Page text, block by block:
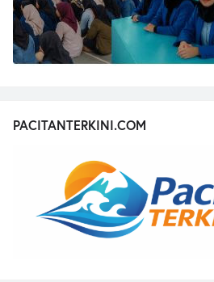
PACITANTERKINI.COM